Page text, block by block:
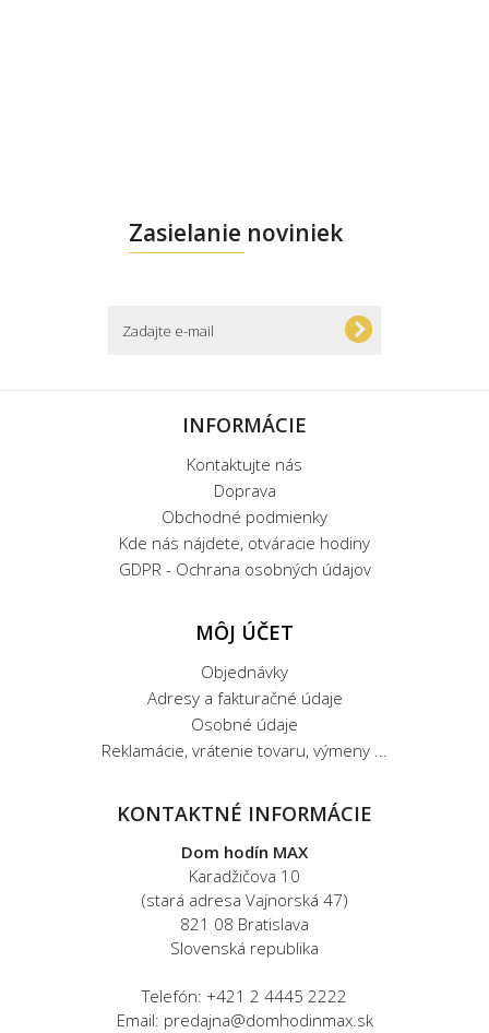
Zasielanie noviniek
INFORMÁCIE
Kontaktujte nás
Doprava
Obchodné podmienky
Kde nás nájdete, otváracie hodiny
GDPR - Ochrana osobných údajov
MÔJ ÚČET
Objednávky
Adresy a fakturačné údaje
Osobné údaje
Reklamácie, vrátenie tovaru, výmeny ...
KONTAKTNÉ INFORMÁCIE
Dom hodín MAX
Karadžičova 10
(stará adresa Vajnorská 47)
821 08 Bratislava
Slovenská republika
Telefón: +421 2 4445 2222
Email: predajna@domhodinmax.sk